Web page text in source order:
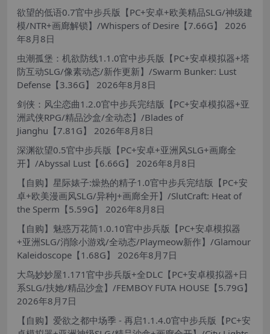
欲望的低语0.7官中步兵版【PC+安卓+欧美精品SLG/神级建
模/NTR+画廊解锁】/Whispers of Desire【7.66G】
2026
年8月8日
虫潮孤堡：机欲防线1.1.0官中步兵版【PC+安卓模拟器+塔
防互动SLG/像素动态/新作更新】/Swarm Bunker: Lust
Defense【3.36G】
2026年8月8日
剑侠：风尘恋曲1.2.0官中步兵完结版【PC+安卓模拟器+亚
洲武侠RPG/精品沙盒/全动态】/Blades of
Jianghu【7.81G】
2026年8月8日
深渊欲望0.5官中步兵版【PC+安卓+亚洲风SLG+画廊全
开】/Abyssal Lust【6.66G】
2026年8月8日
【自购】星际婊子:燥热的精子1.0官中步兵完结版【PC+安
卓+欧美漫画风SLG/异种J+画廊全开】/SlutCraft: Heat of
the Sperm【5.59G】
2026年8月8日
【自购】魅惑万花筒1.0.10官中步兵版【PC+安卓模拟器
+亚洲SLG/消除小游戏/全动态/Playmeow新作】/Glamour
Kaleidoscope【1.68G】
2026年8月7日
大鸟妙妙屋1.171官中步兵版+全DLC【PC+安卓模拟器+日
系SLG/扶她/精品沙盒】/FEMBOY FUTA HOUSE【5.79G】
2026年8月7日
【自购】爱欲之都中场季 - 再启1.1.4.0官中步兵版【PC+安